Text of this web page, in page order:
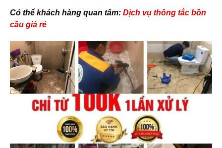
Có thể khách hàng quan tâm: Dịch vụ thông tắc bồn
cầu giá rẻ